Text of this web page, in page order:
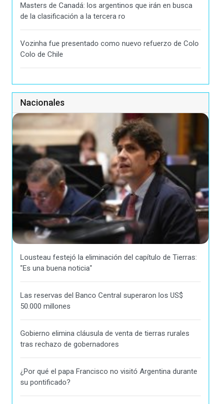
Masters de Canadá: los argentinos que irán en busca
de la clasificación a la tercera ro
Vozinha fue presentado como nuevo refuerzo de Colo
Colo de Chile
Nacionales
Lousteau festejó la eliminación del capítulo de Tierras:
"Es una buena noticia"
Las reservas del Banco Central superaron los US$
50.000 millones
Gobierno elimina cláusula de venta de tierras rurales
tras rechazo de gobernadores
¿Por qué el papa Francisco no visitó Argentina durante
su pontificado?